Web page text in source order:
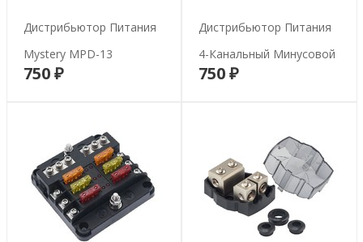
Дистрибьютор Питания
Mystery MPD-13
750 ₽В корзину
Дистрибьютор Питания
4-Канальный Минусовой
750 ₽В корзину